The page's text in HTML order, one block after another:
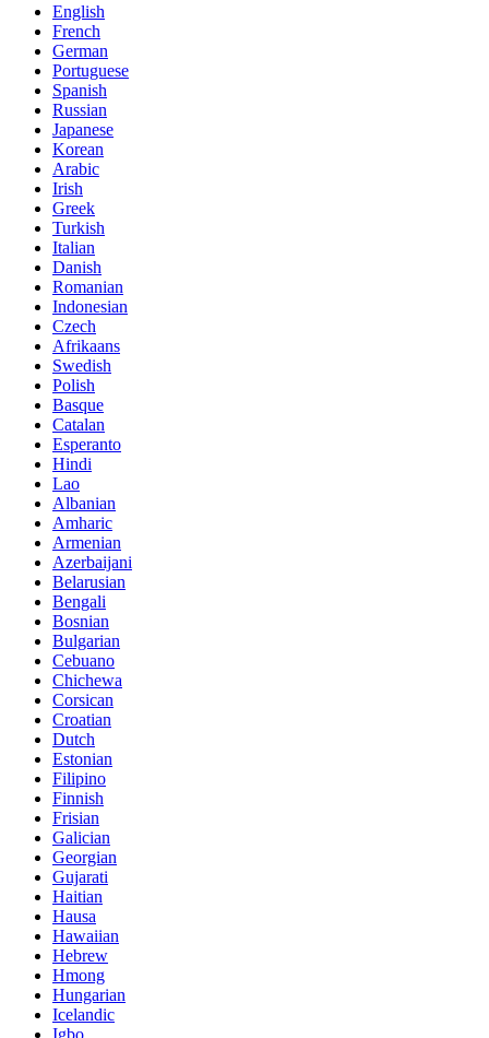
English
French
German
Portuguese
Spanish
Russian
Japanese
Korean
Arabic
Irish
Greek
Turkish
Italian
Danish
Romanian
Indonesian
Czech
Afrikaans
Swedish
Polish
Basque
Catalan
Esperanto
Hindi
Lao
Albanian
Amharic
Armenian
Azerbaijani
Belarusian
Bengali
Bosnian
Bulgarian
Cebuano
Chichewa
Corsican
Croatian
Dutch
Estonian
Filipino
Finnish
Frisian
Galician
Georgian
Gujarati
Haitian
Hausa
Hawaiian
Hebrew
Hmong
Hungarian
Icelandic
Igbo